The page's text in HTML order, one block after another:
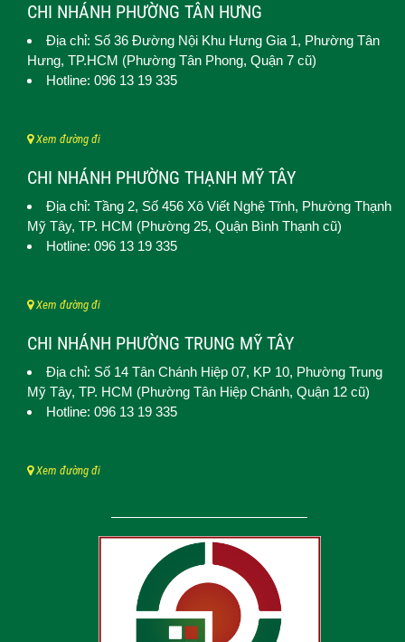
CHI NHÁNH PHƯỜNG TÂN HƯNG
Địa chỉ: Số 36 Đường Nội Khu Hưng Gia 1, Phường Tân
Hưng, TP.HCM (Phường Tân Phong, Quận 7 cũ)
Hotline: 096 13 19 335
Xem đường đi
CHI NHÁNH PHƯỜNG THẠNH MỸ TÂY
Địa chỉ: Tầng 2, Số 456 Xô Viết Nghệ Tĩnh, Phường Thạnh
Mỹ Tây, TP. HCM (Phường 25, Quận Bình Thạnh cũ)
Hotline: 096 13 19 335
Xem đường đi
CHI NHÁNH PHƯỜNG TRUNG MỸ TÂY
Địa chỉ: Số 14 Tân Chánh Hiệp 07, KP 10, Phường Trung
Mỹ Tây, TP. HCM (Phường Tân Hiệp Chánh, Quận 12 cũ)
Hotline: 096 13 19 335
Xem đường đi